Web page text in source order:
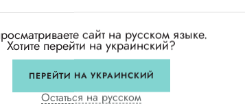
сайт на русском языке.
Хотите перейти на украинский?
ПЕРЕЙТИ НА УКРАИНСКИЙ
Остаться на русском